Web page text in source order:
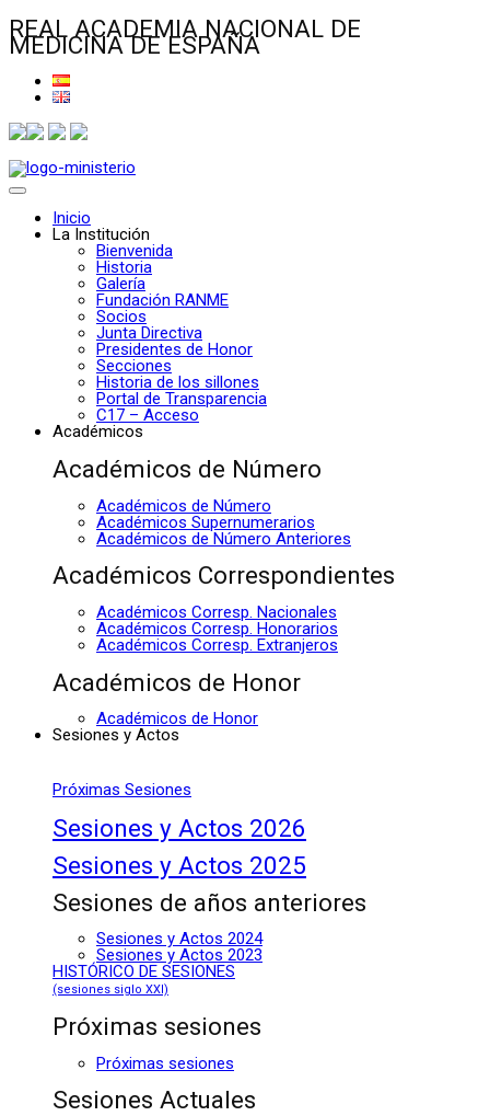
REAL ACADEMIA NACIONAL DE
MEDICINA DE ESPAÑA
Inicio
La Institución
Bienvenida
Historia
Galería
Fundación RANME
Socios
Junta Directiva
Presidentes de Honor
Secciones
Historia de los sillones
Portal de Transparencia
C17 – Acceso
Académicos
Académicos de Número
Académicos de Número
Académicos Supernumerarios
Académicos de Número Anteriores
Académicos Correspondientes
Académicos Corresp. Nacionales
Académicos Corresp. Honorarios
Académicos Corresp. Extranjeros
Académicos de Honor
Académicos de Honor
Sesiones y Actos
Próximas Sesiones
Sesiones y Actos 2026
Sesiones y Actos 2025
Sesiones de años anteriores
Sesiones y Actos 2024
Sesiones y Actos 2023
HISTÓRICO DE SESIONES
(sesiones siglo XXI)
Próximas sesiones
Próximas sesiones
Sesiones Actuales